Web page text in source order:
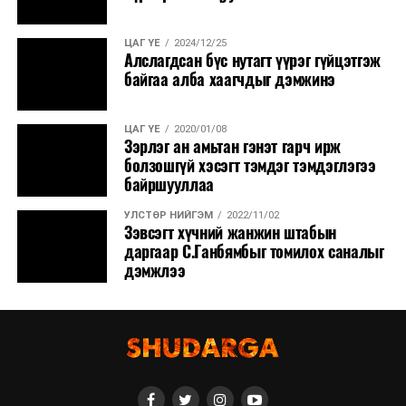
ЦАГ ҮЕ 2024/12/25
Алслагдсан бүс нутагт үүрэг гүйцэтгэж
байгаа алба хаагчдыг дэмжинэ
ЦАГ ҮЕ 2020/01/08
Зэрлэг ан амьтан гэнэт гарч ирж
болзошгүй хэсэгт тэмдэг тэмдэглэгээ
байршууллаа
УЛСТӨР НИЙГЭМ 2022/11/02
Зэвсэгт хүчний жанжин штабын
даргаар С.Ганбямбыг томилох саналыг
дэмжлээ